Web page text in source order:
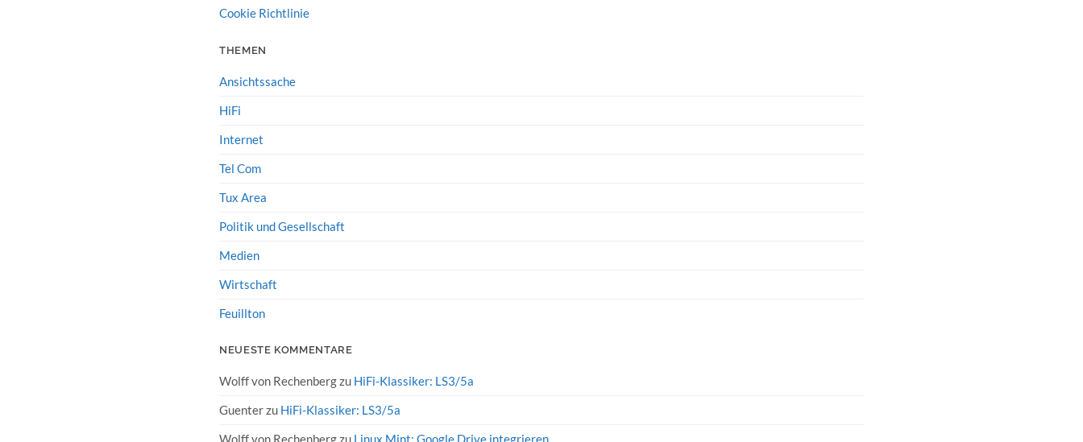
Cookie Richtlinie
THEMEN
Ansichtssache
HiFi
Internet
Tel Com
Tux Area
Politik und Gesellschaft
Medien
Wirtschaft
Feuillton
NEUESTE KOMMENTARE
Wolff von Rechenbergzu HiFi-Klassiker: LS3/5a
Guenterzu HiFi-Klassiker: LS3/5a